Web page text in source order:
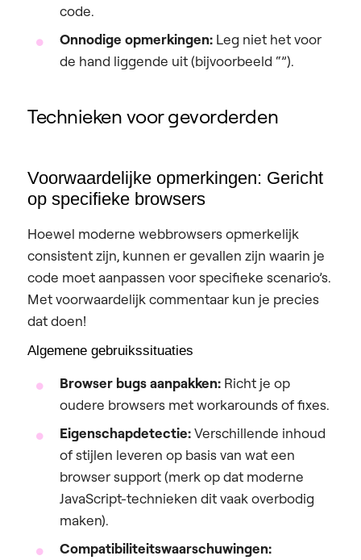
code.
Onnodige opmerkingen: Leg niet het voor
de hand liggende uit (bijvoorbeeld “”).
Technieken voor gevorderden
Voorwaardelijke opmerkingen: Gericht
op specifieke browsers
Hoewel moderne webbrowsers opmerkelijk
consistent zijn, kunnen er gevallen zijn waarin je
code moet aanpassen voor specifieke scenario’s.
Met voorwaardelijk commentaar kun je precies
dat doen!
Algemene gebruikssituaties
Browser bugs aanpakken: Richt je op
oudere browsers met workarounds of fixes.
Eigenschapdetectie:Verschillende inhoud
of stijlen leveren op basis van wat een
browser support (merk op dat moderne
JavaScript-technieken dit vaak overbodig
maken).
Compatibiliteitswaarschuwingen: